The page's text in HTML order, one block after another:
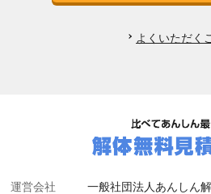
よくいただく
運営会社
一般社団法人あんしん